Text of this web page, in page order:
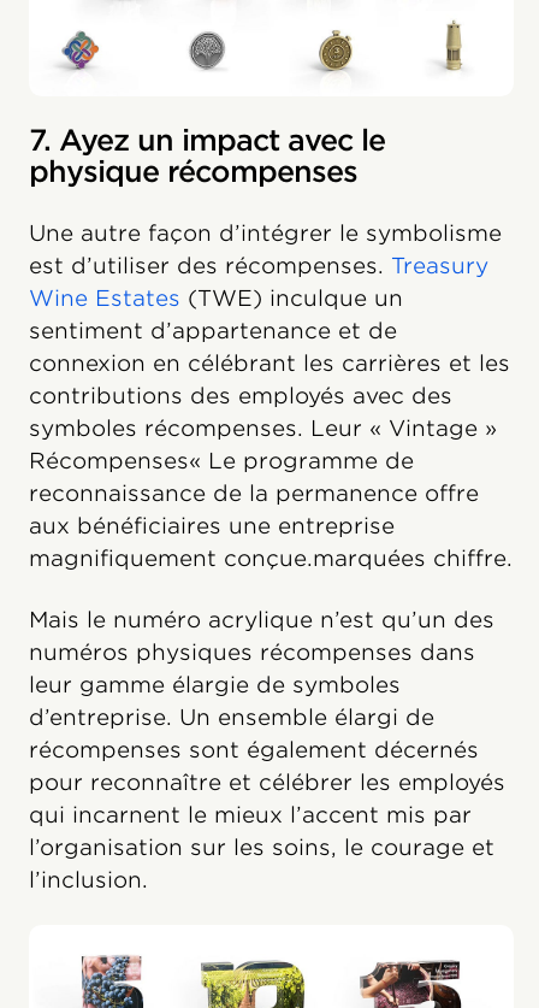
7. Ayez un impact avec le
physique récompenses
Une autre façon d’intégrer le symbolisme
est d’utiliser des récompenses. Treasury
Wine Estates (TWE) inculque un
sentiment d’appartenance et de
connexion en célébrant les carrières et les
contributions des employés avec des
symboles récompenses. Leur « Vintage »
Récompenses« Le programme de
reconnaissance de la permanence offre
aux bénéficiaires une entreprise
magnifiquement conçue.marquées chiffre.
Mais le numéro acrylique n’est qu’un des
numéros physiques récompenses dans
leur gamme élargie de symboles
d’entreprise. Un ensemble élargi de
récompenses sont également décernés
pour reconnaître et célébrer les employés
qui incarnent le mieux l’accent mis par
l’organisation sur les soins, le courage et
l’inclusion.